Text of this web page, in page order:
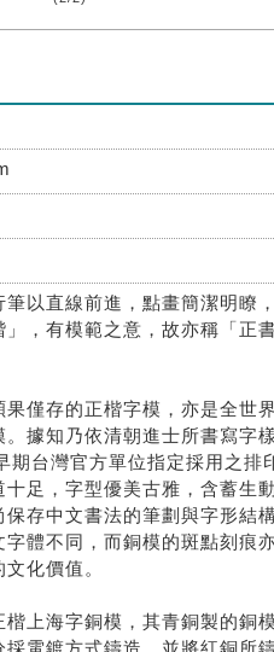
以直線前進，點畫簡潔明瞭
，有模範之意，故亦稱「正
果僅存的正楷字模，亦是全世
據知乃依清朝進士所書寫字
期台灣官方單位指定採用之排
足，字型優美古雅，含蓄生
存中文書法的筆劃與字形結
體不同，而銅模的斑點刻痕
化價值。
楷上海字銅模，其青銅製的銅
電鍍方式鑄造，並將紅銅所